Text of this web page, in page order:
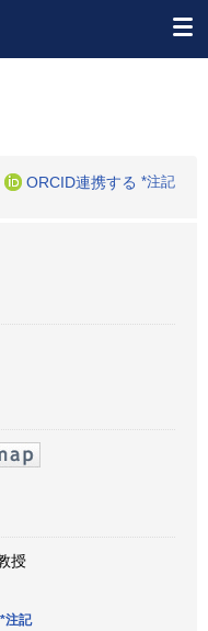
ORCID連携する *注記
授
*注記